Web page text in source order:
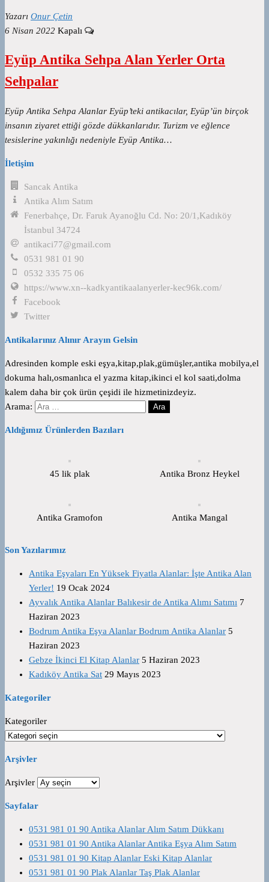
Yazarı Onur Çetin
6 Nisan 2022 Kapalı
Eyüp Antika Sehpa Alan Yerler Orta
Sehpalar
Eyüp Antika Sehpa Alanlar Eyüp’teki antikacılar, Eyüp’ün birçok
insanın ziyaret ettiği gözde dükkanlarıdır. Turizm ve eğlence
tesislerine yakınlığı nedeniyle Eyüp Antika…
İletişim
Sancak Antika
Antika Alım Satım
Fenerbahçe, Dr. Faruk Ayanoğlu Cd. No: 20/1,Kadıköy
İstanbul 34724
antikaci77@gmail.com
0531 981 01 90
0532 335 75 06
https://www.xn--kadkyantikaalanyerler-kec96k.com/
Facebook
Twitter
Antikalarınız Alınır Arayın Gelsin
Adresinden komple eski eşya,kitap,plak,gümüşler,antika mobilya,el
dokuma halı,osmanlıca el yazma kitap,ikinci el kol saati,dolma
kalem daha bir çok ürün çeşidi ile hizmetinizdeyiz.
Arama:
Aldığımız Ürünlerden Bazıları
45 lik plak Antika Bronz Heykel
Antika Gramofon Antika Mangal
Son Yazılarımız
Antika Eşyaları En Yüksek Fiyatla Alanlar: İşte Antika Alan
Yerler! 19 Ocak 2024
Ayvalık Antika Alanlar Balıkesir de Antika Alımı Satımı 7
Haziran 2023
Bodrum Antika Eşya Alanlar Bodrum Antika Alanlar 5
Haziran 2023
Gebze İkinci El Kitap Alanlar 5 Haziran 2023
Kadıköy Antika Sat 29 Mayıs 2023
Kategoriler
Kategoriler
Arşivler
Arşivler
Sayfalar
0531 981 01 90 Antika Alanlar Alım Satım Dükkanı
0531 981 01 90 Antika Alanlar Antika Eşya Alım Satım
0531 981 01 90 Kitap Alanlar Eski Kitap Alanlar
0531 981 01 90 Plak Alanlar Taş Plak Alanlar